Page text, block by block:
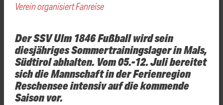
Verein organisiert Fanreise
Der SSV Ulm 1846 Fußball wird sein
diesjähriges Sommertrainingslager in Mals,
Südtirol abhalten. Vom 05.-12. Juli bereitet
sich die Mannschaft in der Ferienregion
Reschensee intensiv auf die kommende
Saison vor.